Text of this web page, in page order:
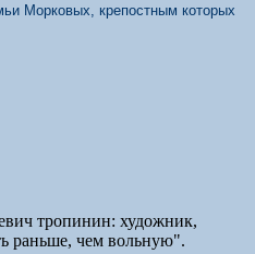
Морковых, крепостным которых
тропинин: художник,
раньше, чем вольную".